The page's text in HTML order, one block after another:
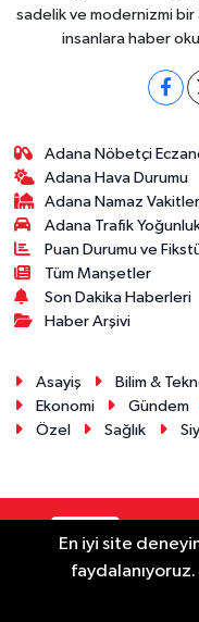
sadelik ve modernizmi bir
insanlara haber
Adana Nöbetçi
Adana Hava Durumu
Adana Namaz
Adana Trafik
Puan Durumu ve
Tüm Manşetler
Son Dakika Haberleri
Haber Arşivi
Asayiş Bilim &
Ekonomi
Gündem
Özel
Sağlık
En iyi site